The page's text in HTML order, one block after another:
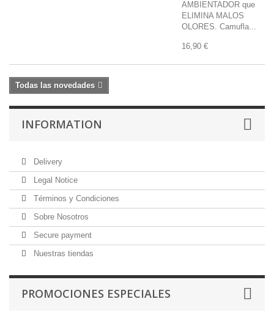
AMBIENTADOR que
ELIMINA MALOS
OLORES. Camufla...
16,90 €
Todas las novedades
INFORMATION
Delivery
Legal Notice
Términos y Condiciones
Sobre Nosotros
Secure payment
Nuestras tiendas
PROMOCIONES ESPECIALES